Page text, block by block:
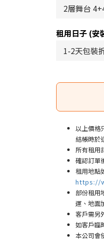
租用日子 (安
以上價格
結帳時於
所有租用
確認訂單
租用地點
https://
部份租用
運、地面
客戶需另
如客戶臨
本公司會